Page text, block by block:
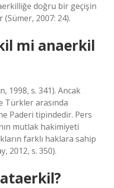
doğru bir geçişin
(Sümer, 2007: 24).
mi anaerkil
1998, s. 341). Ancak
Türkler arasında
Paderi tipindedir. Pers
mutlak hakimiyeti
farklı haklara sahip
2012, s. 350).